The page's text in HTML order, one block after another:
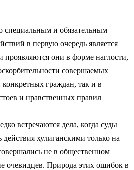
специальным и обязательным
в первую очередь является
проявляются они в форме наглости,
совершаемых
граждан, так и в
и нравственных правил
встречаются дела, когда суды
действия хулиганскими только на
не в общественном
очевидцев. Природа этих ошибок в